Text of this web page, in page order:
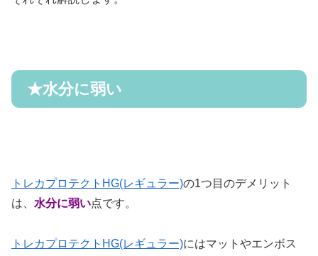
★水分に弱い
トレカプロテクトHG(レギュラー)の1つ目のデメリット
は、 水分に弱い点です。
トレカプロテクトHG(レギュラー)にはマットやエンボス